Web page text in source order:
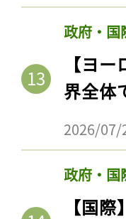
政府・国
【ヨ
界全体
2026/07/
政府・国
【国